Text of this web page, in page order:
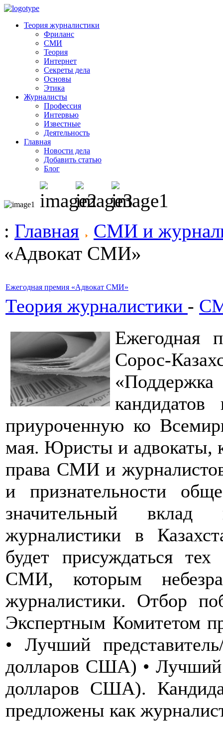
Теория журналистики
Фриланс
СМИ
Теория
Интернет
Секреты дела
Основы
Этика
Журналисты
Профессия
Интервью
Известные
Деятельность
Главная
Новости дела
Добавить статью
Блог
: Главная
СМИ и
«Адвокат СМИ»
Ежегодная премия «Адвокат СМИ»
Теория журналистики -
Ежегодная
Сорос-
приуроченную ко
мая. Юристы и адвокаты,
права СМИ и
и признательности
значительный вклад
журналистики в
будет присуждаться
СМИ, которым
журналистики. Отбор
Экспертным Комитетом
• Лучший
долларов США) • Лучший
долларов США).
предложены как